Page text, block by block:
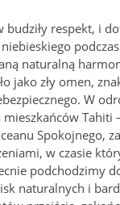
respekt, i
naturalną
jako zły omen,
W
Tahiti
Spokojnego,
w czasie
podchodzimy
naturalnych i